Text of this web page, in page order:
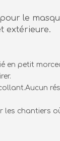
le
extérieure.
en petit
les chantiers